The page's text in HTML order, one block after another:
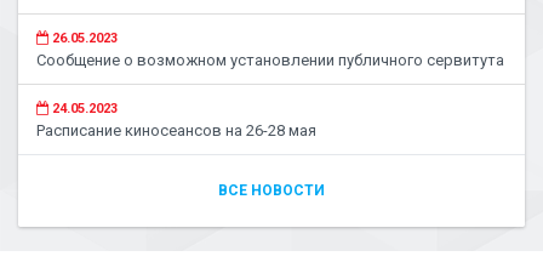
26.05.2023
Сообщение о возможном установлении публичного сервитута
24.05.2023
Расписание киносеансов на 26-28 мая
ВСЕ НОВОСТИ